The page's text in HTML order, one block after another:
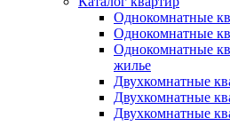
Однокомнатные
Однокомнатные
Однокомнатные
жилье
Двухкомнатные
Двухкомнатные
Двухкомнатные